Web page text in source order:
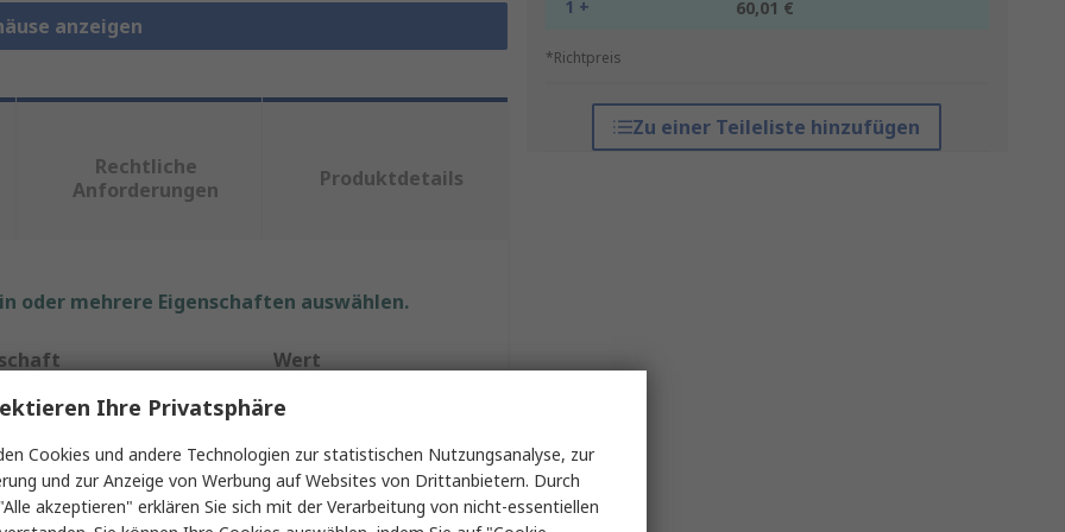
anzeigen
1 + 60,01 €
*Richtpreis
Zu einer Teileliste hinzufügen
Rechtliche
Anforderungen
Produktdetails
oder mehrere Eigenschaften auswählen.
Wert
Bopla
ABS
Typ Pultgehäuse
Ihre Privatsphäre
Cookies und andere Technologien zur statistischen Nutzungsanalyse, zur
und zur Anzeige von Werbung auf Websites von Drittanbietern. Durch
akzeptieren" erklären Sie sich mit der Verarbeitung von nicht-essentiellen